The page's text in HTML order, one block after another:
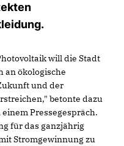
will die Stadt
an ökologische
und der
betonte dazu
Pressegespräch.
für das ganzjährig
Stromgewinnung zu